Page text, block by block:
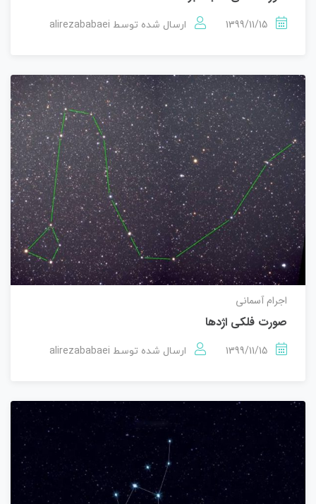
1399/11/15 ارسال شده توسط alirezababaei
اجرام آسمانی
صورت فلکی اژدها
1399/11/15 ارسال شده توسط alirezababaei